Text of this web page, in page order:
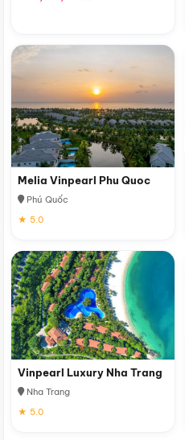
Melia Vinpearl Phu Quoc
Phú Quốc
★ 5.0
Vinpearl Luxury Nha Trang
Nha Trang
★ 5.0